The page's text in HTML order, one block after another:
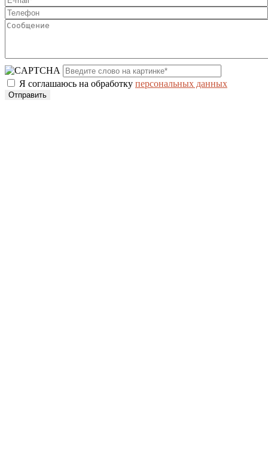
Я соглашаюсь на обработку персональных данных